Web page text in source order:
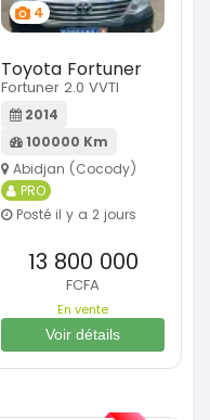
4
Toyota Fortuner
Fortuner 2.0 VVTI
2014
100000 Km
Abidjan (Cocody)
PRO
Posté il y a 2 jours
13 800 000
FCFA
En vente
Voir détails